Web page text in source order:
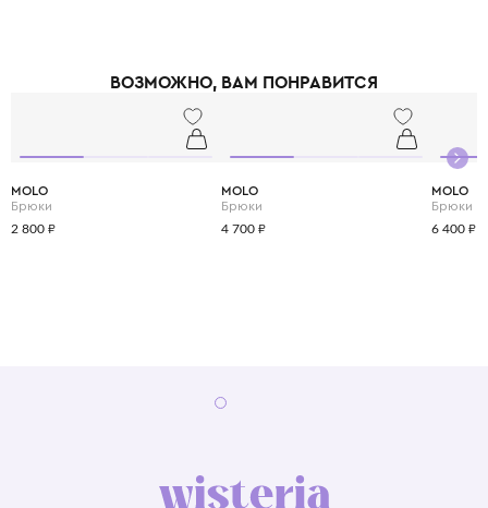
ВОЗМОЖНО, ВАМ ПОНРАВИТСЯ
MOLO
Брюки
2 800 ₽
MOLO
Брюки
4 700 ₽
MOLO
Брюки
6 400 ₽